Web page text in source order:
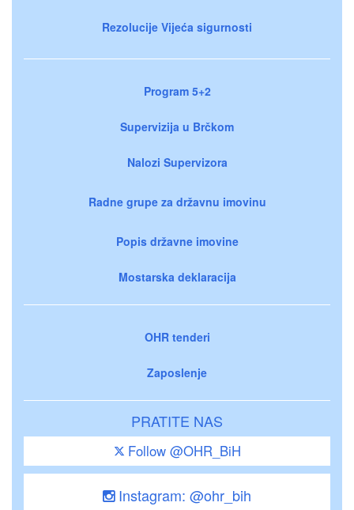
Rezolucije Vijeća sigurnosti
Program 5+2
Supervizija u Brčkom
Nalozi Supervizora
Radne grupe za državnu imovinu
Popis državne imovine
Mostarska deklaracija
OHR tenderi
Zaposlenje
PRATITE NAS
Follow @OHR_BiH
Instagram: @ohr_bih